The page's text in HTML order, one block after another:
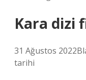
Kara dizi
31 Ağustos
tarihi